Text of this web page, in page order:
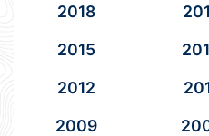
2018
2015
2012
2009